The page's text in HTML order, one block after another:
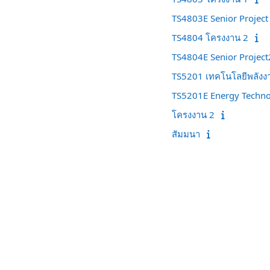
TS4803E Senior Project
TS4804 โครงงาน 2
TS4804E Senior
TS5201 เทคโนโลยีพลังง
TS5201E Energy
โครงงาน 2
สัมมนา